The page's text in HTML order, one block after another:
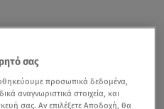
σας
προσωπικά δεδομένα,
αναγνωριστικά στοιχεία, και
σας. Αν επιλέξετε Αποδοχή, θα